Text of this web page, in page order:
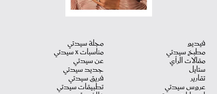
فيديو
مطبخ سيدتي
مقالات الرأي
ستايل
تقارير
عروس سيدتي
مجلة سيدتي
مناسبات X سيدتي
عن سيدتي
جديد سيدتي
فريق سيدتي
تطبيقات سيدتي